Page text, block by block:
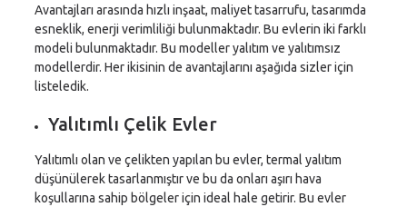
Avantajları arasında hızlı inşaat, maliyet tasarrufu, tasarımda
esneklik, enerji verimliliği bulunmaktadır. Bu evlerin iki farklı
modeli bulunmaktadır. Bu modeller yalıtım ve yalıtımsız
modellerdir. Her ikisinin de avantajlarını aşağıda sizler için
listeledik.
Yalıtımlı Çelik Evler
Yalıtımlı olan ve çelikten yapılan bu evler, termal yalıtım
düşünülerek tasarlanmıştır ve bu da onları aşırı hava
koşullarına sahip bölgeler için ideal hale getirir. Bu evler